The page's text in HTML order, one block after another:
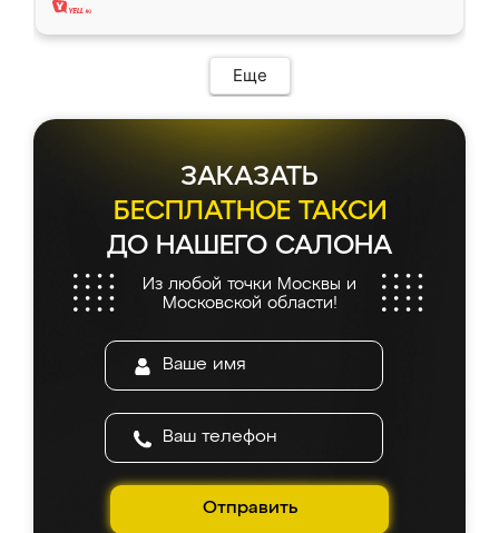
Еще
ЗАКАЗАТЬ
БЕСПЛАТНОЕ ТАКСИ
ДО НАШЕГО САЛОНА
Из любой точки Москвы и
Московской области!
Отправить